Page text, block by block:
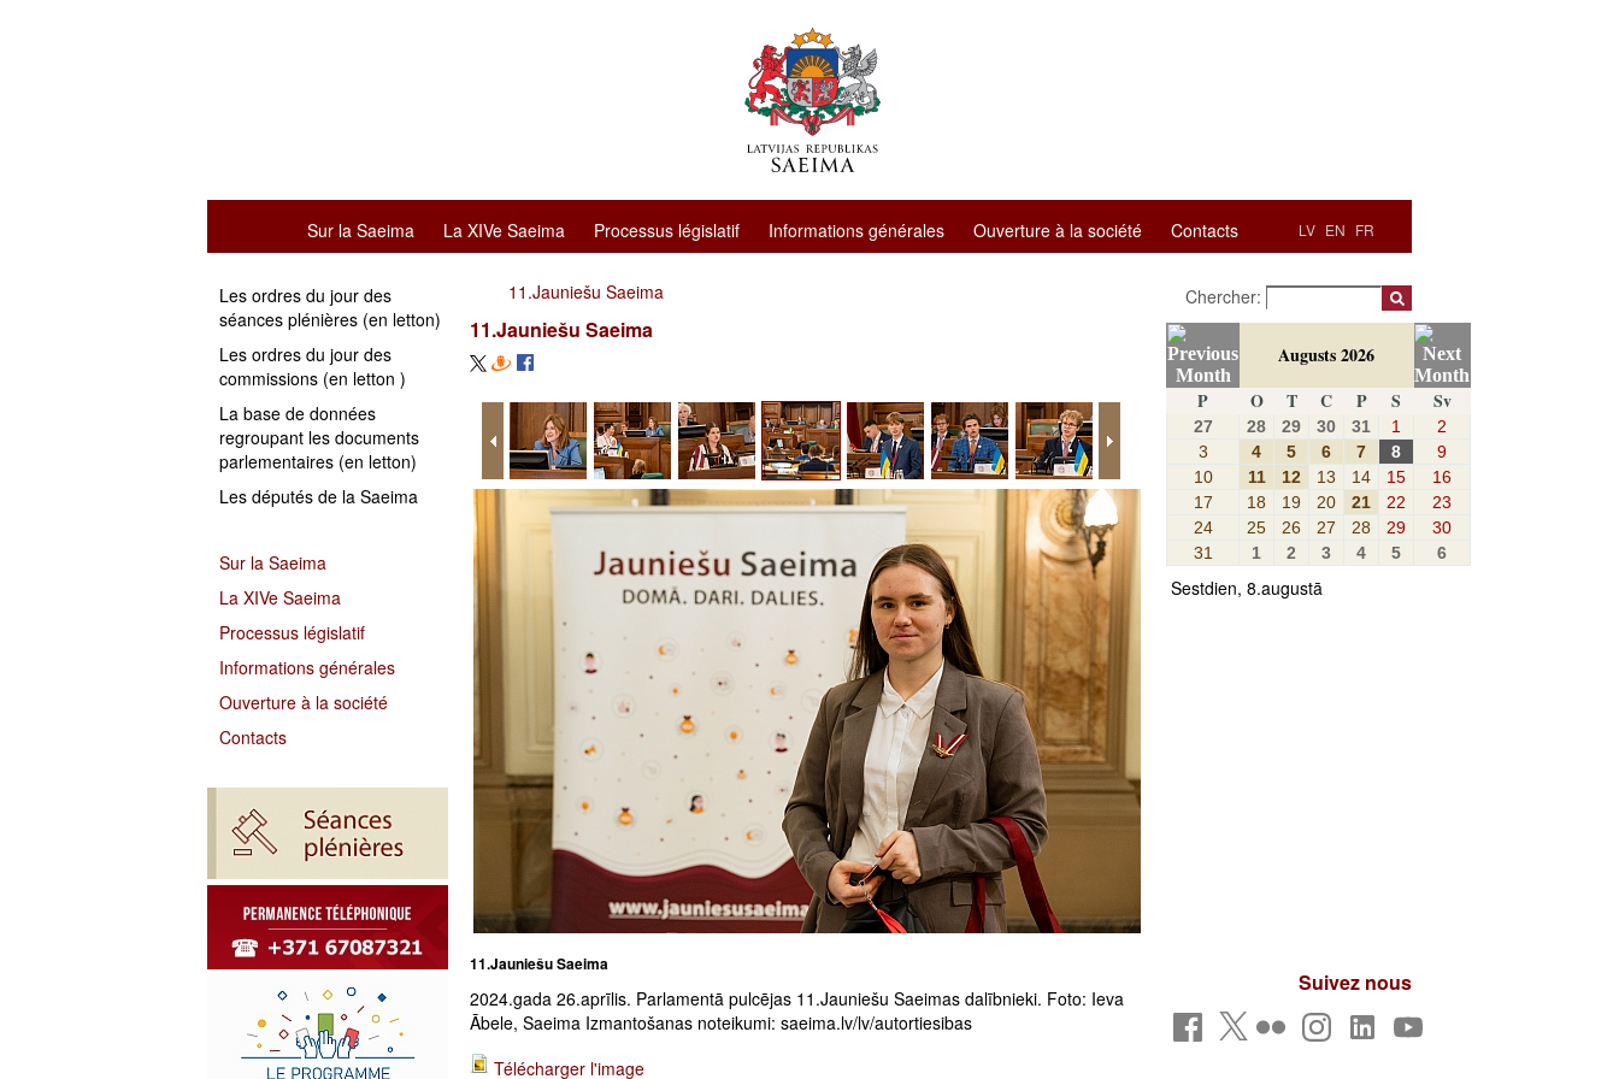
LV EN FR
Sur la Saeima La XIVe Saeima Processus législatif Informations générales Ouverture à la société Contacts
Les ordres du jour des
séances plénières (en letton)
Les ordres du jour des
commissions (en letton )
La base de données
regroupant les documents
parlementaires (en letton)
Les députés de la Saeima
Sur la Saeima
La XIVe Saeima
Processus législatif
Informations générales
Ouverture à la société
Contacts
11.Jauniešu Saeima
11.Jauniešu Saeima
11.Jauniešu Saeima
2024.gada 26.aprīlis. Parlamentā pulcējas 11.Jauniešu Saeimas dalībnieki. Foto: Ieva
Ābele, Saeima Izmantošanas noteikumi: saeima.lv/lv/autortiesibas
Télécharger l'image
Chercher:
Augusts 2026
P
O T C P S Sv
27 28 29 30 31 1
2
3
4 5 6 7 8
9
10
11 12 13 14 15
16
17
18 19 20 21 22
23
24
25 26 27 28 29
30
31
1 2 3 4 5 6
Sestdien, 8.augustā
Suivez nous